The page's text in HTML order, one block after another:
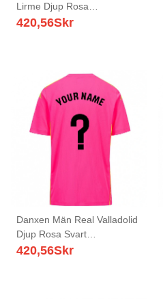
Lirme Djup Rosa
Målvaktströja 2025/26 T-
420,56Skr
Danxen Män Real Valladolid
Djup Rosa Svart
Målvaktströja 2025/26 T-
420,56Skr